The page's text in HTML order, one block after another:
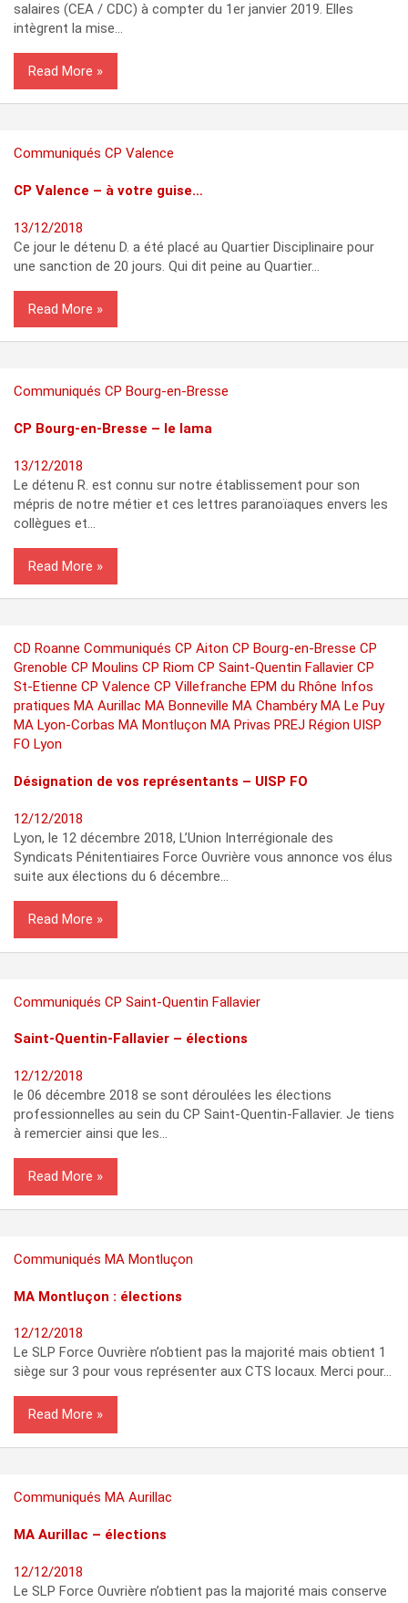
salaires (CEA / CDC) à compter du 1er janvier 2019. Elles
intègrent la mise…
Read More
Communiqués CP Valence
CP Valence – à votre guise…
13/12/2018
Ce jour le détenu D. a été placé au Quartier Disciplinaire pour
une sanction de 20 jours. Qui dit peine au Quartier…
Read More
Communiqués CP Bourg-en-Bresse
CP Bourg-en-Bresse – le lama
13/12/2018
Le détenu R. est connu sur notre établissement pour son
mépris de notre métier et ces lettres paranoïaques envers les
collègues et…
Read More
CD Roanne Communiqués CP Aiton CP Bourg-en-Bresse CP
Grenoble CP Moulins CP Riom CP Saint-Quentin Fallavier CP
St-Etienne CP Valence CP Villefranche EPM du Rhône Infos
pratiques MA Aurillac MA Bonneville MA Chambéry MA Le Puy
MA Lyon-Corbas MA Montluçon MA Privas PREJ Région UISP
FO Lyon
Désignation de vos représentants – UISP FO
12/12/2018
Lyon, le 12 décembre 2018, L’Union Interrégionale des
Syndicats Pénitentiaires Force Ouvrière vous annonce vos élus
suite aux élections du 6 décembre…
Read More
Communiqués CP Saint-Quentin Fallavier
Saint-Quentin-Fallavier – élections
12/12/2018
professionnelles au sein du CP Saint-Quentin-Fallavier. Je tiens
à remercier ainsi que les…
Read More
Communiqués MA Montluçon
MA Montluçon : élections
12/12/2018
Le SLP Force Ouvrière n’obtient pas la majorité mais obtient 1
siège sur 3 pour vous représenter aux CTS locaux. Merci pour…
Read More
Communiqués MA Aurillac
MA Aurillac – élections
12/12/2018
Le SLP Force Ouvrière n’obtient pas la majorité mais conserve